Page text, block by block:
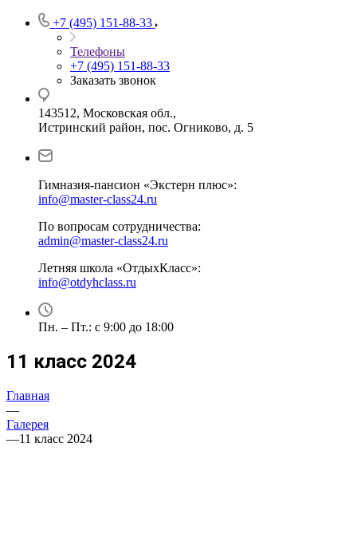
+7 (495) 151-88-33
Телефоны
+7 (495) 151-88-33
Заказать звонок
143512, Московская обл.,
Истринский район, пос. Огниково, д. 5
Гимназия-пансион «Экстерн плюс»:
info@master-class24.ru
По вопросам сотрудничества:
admin@master-class24.ru
Летняя школа «ОтдыхКласс»:
info@otdyhclass.ru
Пн. – Пт.: с 9:00 до 18:00
11 класс 2024
Главная
—
Галерея
—11 класс 2024